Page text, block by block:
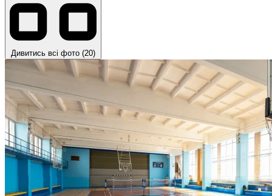
Дивитись всі фото (20)